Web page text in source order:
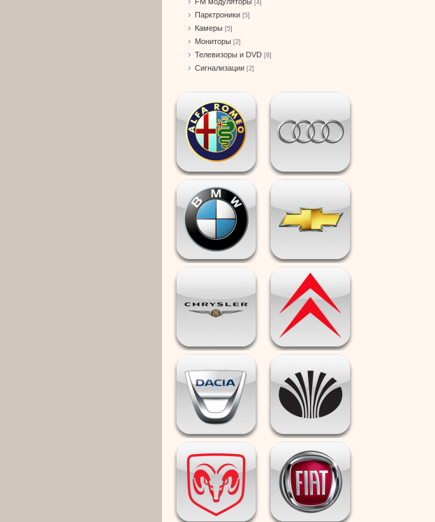
[4]
Парктроники [5]
Камеры [5]
Мониторы [2]
Телевизоры и DVD [8]
Сигнализации [2]